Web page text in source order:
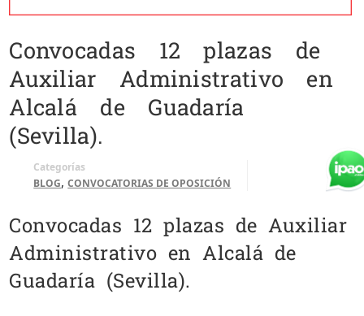
Convocadas 12 plazas de
Auxiliar Administrativo en
Alcalá de Guadaría
(Sevilla).
Categorías
BLOG,CONVOCATORIAS DE OPOSICIÓN
Convocadas 12 plazas de Auxiliar
Administrativo en Alcalá de
Guadaría (Sevilla).